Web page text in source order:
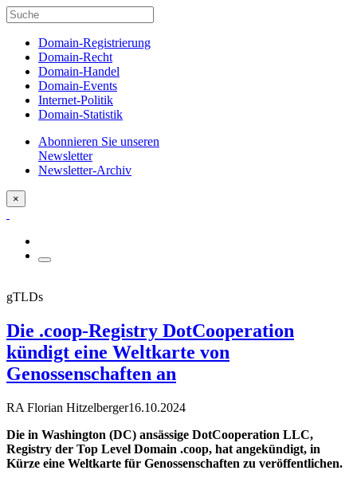
Domain-Registrierung
Domain-Recht
Domain-Handel
Domain-Events
Internet-Politik
Domain-Statistik
Abonnieren Sie unseren
Newsletter
Newsletter-Archiv
×
gTLDs
Die .coop-Registry DotCooperation
kündigt eine Weltkarte von
Genossenschaften an
RA Florian Hitzelberger16.10.2024
Die in Washington (DC) ansässige DotCooperation LLC,
Registry der Top Level Domain .coop, hat angekündigt, in
Kürze eine Weltkarte für Genossenschaften zu veröffentlichen.